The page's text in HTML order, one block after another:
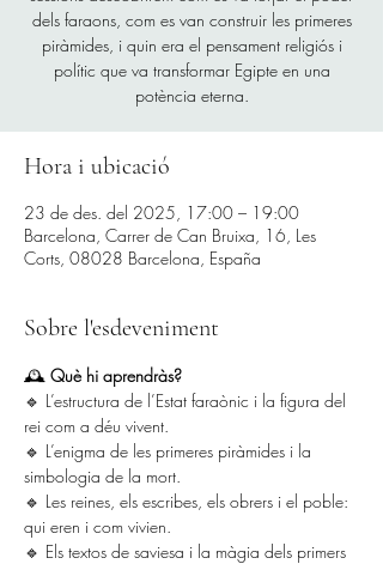
dels faraons, com es van construir les primeres
piràmides, i quin era el pensament religiós i
polític que va transformar Egipte en una
potència eterna.
Hora i ubicació
23 de des. del 2025, 17:00 – 19:00
Barcelona, Carrer de Can Bruixa, 16, Les
Corts, 08028 Barcelona, España
Sobre l'esdeveniment
🕰️ Què hi aprendràs?
🔹 L’estructura de l’Estat faraònic i la figura del
rei com a déu vivent.
🔹 L’enigma de les primeres piràmides i la
simbologia de la mort.
🔹 Les reines, els escribes, els obrers i el poble:
qui eren i com vivien.
🔹 Els textos de saviesa i la màgia dels primers